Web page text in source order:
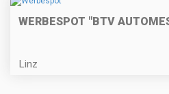
WERBESPOT "BTV
Linz